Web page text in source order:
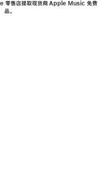
售店提取现货商
品。
Apple Music 免费